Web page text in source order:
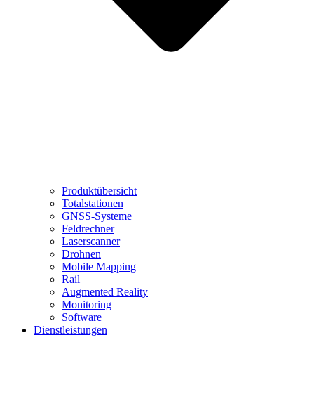
Produktübersicht
Totalstationen
GNSS-Systeme
Feldrechner
Laserscanner
Drohnen
Mobile Mapping
Rail
Augmented Reality
Monitoring
Software
Dienstleistungen